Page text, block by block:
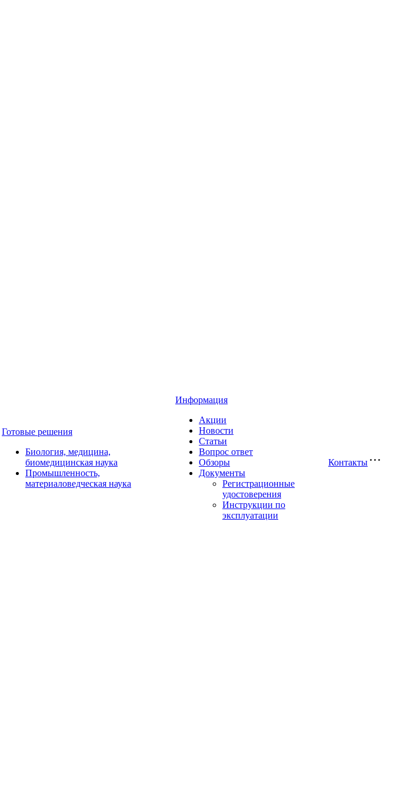
Готовые решения
Биология, медицина,
биомедицинская наука
Промышленность,
материаловедческая наука
Информация
Акции
Новости
Статьи
Вопрос ответ
Обзоры
Документы
Регистрационные
удостоверения
Инструкции по
эксплуатации
Контакты